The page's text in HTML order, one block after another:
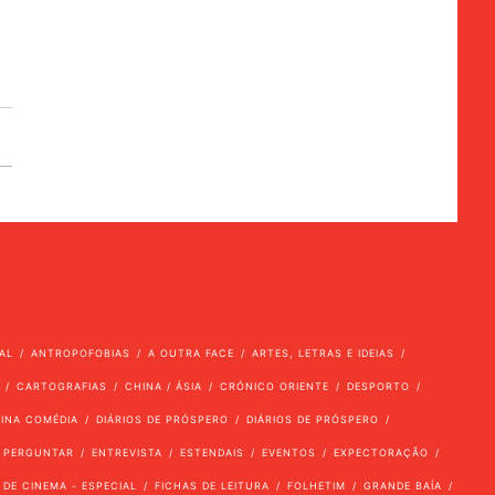
ANTROPOFOBIAS A OUTRA FACE ARTES, LETRAS E IDEIAS
CARTOGRAFIAS CHINA / ÁSIA CRÓNICO ORIENTE DESPORTO
COMÉDIA DIÁRIOS DE PRÓSPERO DIÁRIOS DE PRÓSPERO
ENTREVISTA ESTENDAIS EVENTOS EXPECTORAÇÃO
CINEMA - ESPECIAL FICHAS DE LEITURA FOLHETIM GRANDE BAÍA